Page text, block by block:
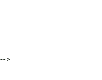
-->